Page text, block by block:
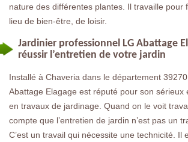
nature des différentes plantes. Il travaille pour
lieu de bien-être, de loisir.
Jardinier professionnel LG Abattage
réussir l’entretien de votre jardin
Installé à Chaveria dans le département
Abattage Elagage est réputé pour son sérieux
en travaux de jardinage. Quand on le voit
compte que l’entretien de jardin n’est pas un
C’est un travail qui nécessite une technicité. Il